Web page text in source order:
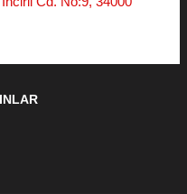
girişini
Diğerleri bu dokuya
ve kanama birlikteliği
anlamlar yüklenmiştir.
anlayış yetiştirilme tarzı